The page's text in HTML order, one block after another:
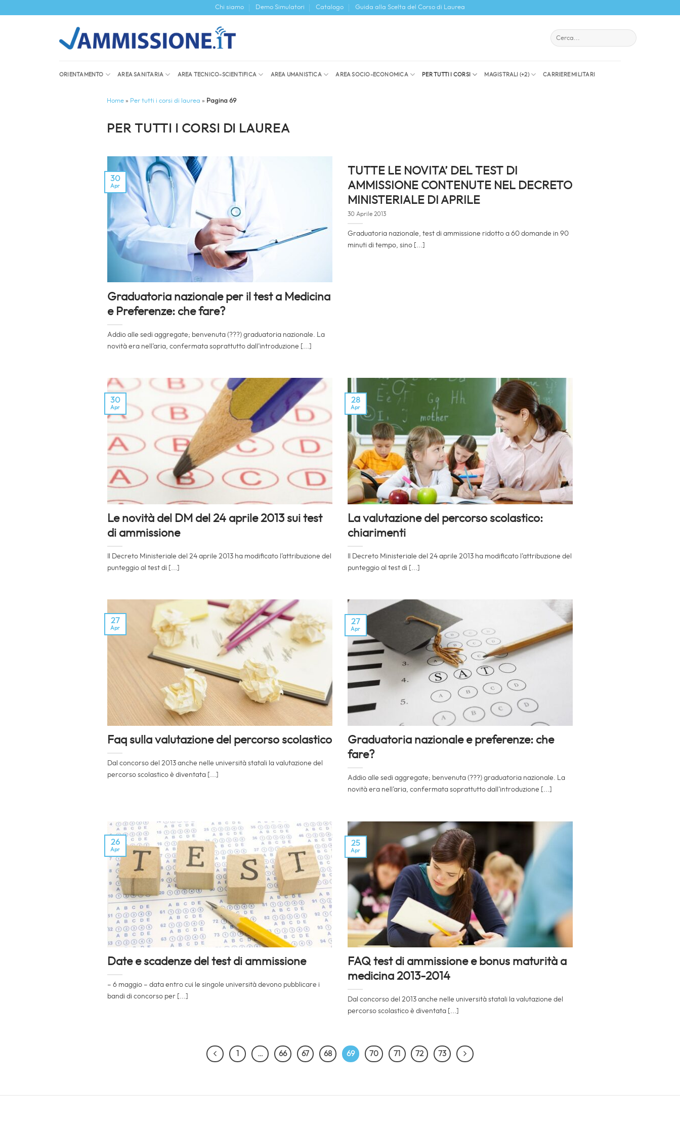
Chi siamo Demo Simulatori Catalogo Guida alla Scelta del Corso di Laurea
ORIENTAMENTO AREA SANITARIA AREA TECNICO-SCIENTIFICA AREA UMANISTICA AREA SOCIO-ECONOMICA PER TUTTI I CORSI MAGISTRALI (+2) CARRIERE MILITARI
Home » Per tutti i corsi di laurea » Pagina 69
PER TUTTI I CORSI DI LAUREA
Graduatoria nazionale per il test a Medicina
e Preferenze: che fare?
Addio alle sedi aggregate; benvenuta (???) graduatoria nazionale. La
novità era nell’aria, confermata soprattutto dall’introduzione [...]
30
Apr
TUTTE LE NOVITA’ DEL TEST DI
AMMISSIONE CONTENUTE NEL DECRETO
MINISTERIALE DI APRILE
30 Aprile 2013
Graduatoria nazionale, test di ammissione ridotto a 60 domande in 90
minuti di tempo, sino [...]
Le novità del DM del 24 aprile 2013 sui test
di ammissione
Il Decreto Ministeriale del 24 aprile 2013 ha modificato l’attribuzione del
punteggio al test di [...]
30
Apr
La valutazione del percorso scolastico:
chiarimenti
Il Decreto Ministeriale del 24 aprile 2013 ha modificato l’attribuzione del
punteggio al test di [...]
28
Apr
Faq sulla valutazione del percorso scolastico
Dal concorso del 2013 anche nelle università statali la valutazione del
percorso scolastico è diventata [...]
27
Apr
Graduatoria nazionale e preferenze: che
fare?
Addio alle sedi aggregate; benvenuta (???) graduatoria nazionale. La
novità era nell’aria, confermata soprattutto dall’introduzione [...]
27
Apr
Date e scadenze del test di ammissione
– 6 maggio – data entro cui le singole università devono pubblicare i
bandi di concorso per [...]
26
Apr
FAQ test di ammissione e bonus maturità a
medicina 2013-2014
Dal concorso del 2013 anche nelle università statali la valutazione del
percorso scolastico è diventata [...]
25
Apr
1 … 66 67 68 69 70 71 72 73